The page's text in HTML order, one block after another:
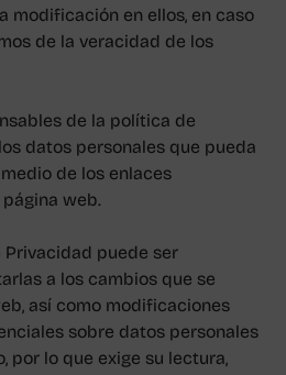
modificación en ellos, en caso
de la veracidad de los
de la política de
datos personales que pueda
de los enlaces
web.
puede ser
a los cambios que se
así como modificaciones
sobre datos personales
por lo que exige su lectura,